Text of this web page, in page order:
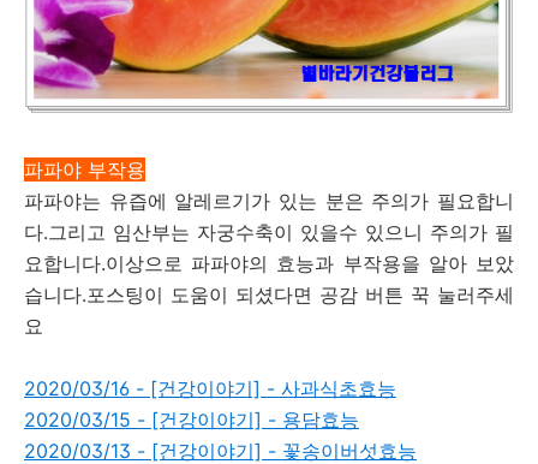
파파야 부작용
파파야는 유즙에 알레르기가 있는 분은 주의가 필요합니
다.그리고 임산부는 자궁수축이 있을수 있으니 주의가 필
요합니다.이상으로 파파야의 효능과 부작용을 알아 보았
습니다.포스팅이 도움이 되셨다면 공감 버튼 꾹 눌러주세
요
2020/03/16 - [건강이야기] - 사과식초효능
2020/03/15 - [건강이야기] - 용담효능
2020/03/13 - [건강이야기] - 꽃송이버섯효능